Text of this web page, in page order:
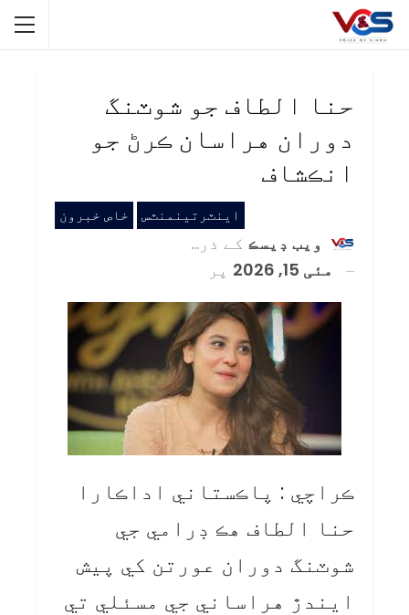
حنا الطاف جو شوٽنگ
دوران هراسان ڪرڻ جو
انڪشاف
اينٽرتينمنٽس خاص خبرون
ويب ڊيسڪ کے ذریعہ
مئی 15, 2026
پر
ڪراچي : پاڪستاني اداڪارا
حنا الطاف هڪ ڊرامي جي
شوٽنگ دوران عورتن کي پيش
ايندڙ هراساني جي مسئلي تي